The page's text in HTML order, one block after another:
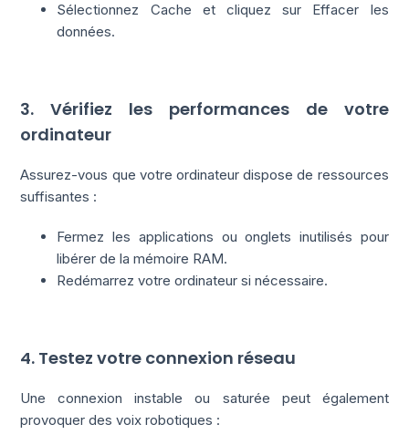
Sélectionnez Cache et cliquez sur Effacer les
données.
3. Vérifiez les performances de votre
ordinateur
Assurez-vous que votre ordinateur dispose de ressources
suffisantes :
Fermez les applications ou onglets inutilisés pour
libérer de la mémoire RAM.
Redémarrez votre ordinateur si nécessaire.
4. Testez votre connexion réseau
Une connexion instable ou saturée peut également
provoquer des voix robotiques :